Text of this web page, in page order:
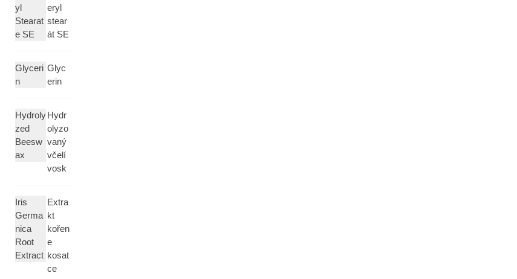
yl
Stearat
e SE
eryl
stear
át SE
Glyceri
n
Glyc
erin
Hydroly
zed
Beesw
ax
Hydr
olyzo
vaný
včelí
vosk
Iris
Germa
nica
Root
Extract
Extra
kt
kořen
e
kosat
ce